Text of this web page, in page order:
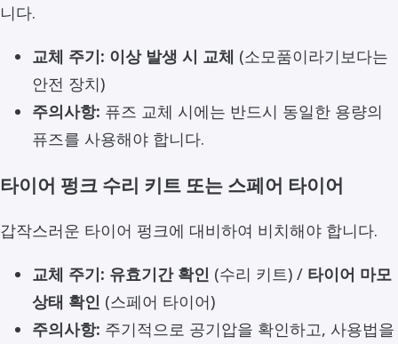
니다.
교체 주기: 이상 발생 시 교체 (소모품이라기보다는
안전 장치)
주의사항: 퓨즈 교체 시에는 반드시 동일한 용량의
퓨즈를 사용해야 합니다.
타이어 펑크 수리 키트 또는 스페어 타이어
갑작스러운 타이어 펑크에 대비하여 비치해야 합니다.
교체 주기: 유효기간 확인 (수리 키트) / 타이어 마모
상태 확인 (스페어 타이어)
주의사항: 주기적으로 공기압을 확인하고, 사용법을